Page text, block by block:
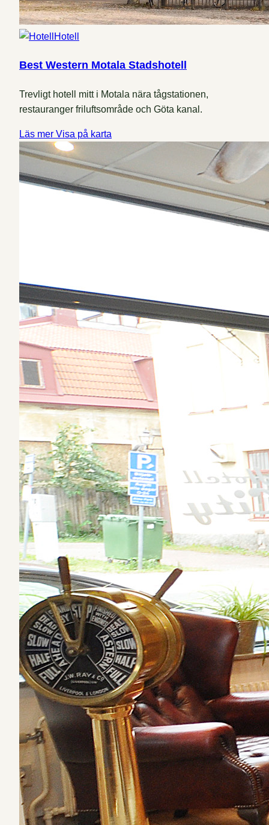
Hotell
Best Western Motala Stadshotell
Trevligt hotell mitt i Motala nära tågstationen,
restauranger friluftsområde och Göta kanal.
Läs mer Visa på karta